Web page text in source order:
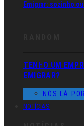
Emigrar: sozinho
TENHO UM
EMIGRAR?
NÓS LÁ
NOTÍCIAS